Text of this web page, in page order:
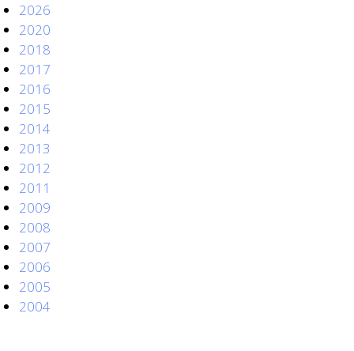
2026
2020
2018
2017
2016
2015
2014
2013
2012
2011
2009
2008
2007
2006
2005
2004